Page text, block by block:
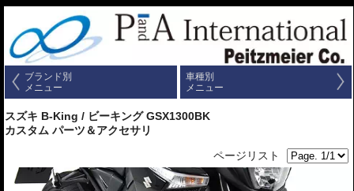
ブランド別
メニュー
車種別
メニュー
スズキ B-King / ビーキング GSX1300BK
カスタム パーツ＆アクセサリ
ページリスト